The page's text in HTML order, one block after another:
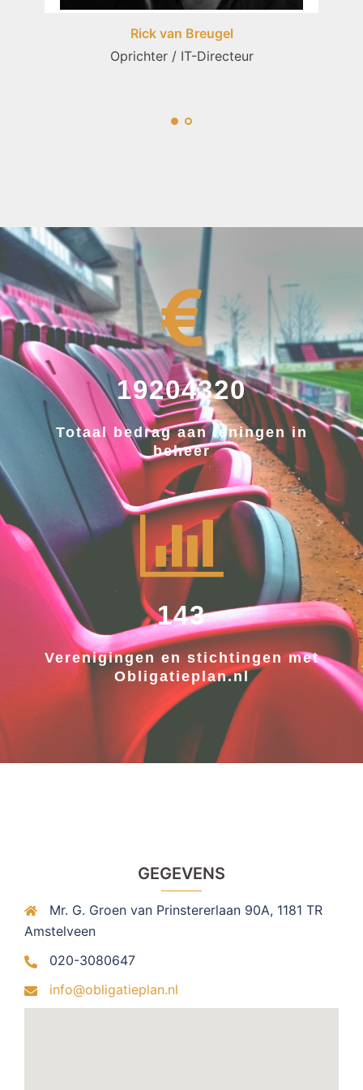
Rick van Breugel
Oprichter / IT-Directeur
19204320
Totaal bedrag aan leningen in
beheer
143
Verenigingen en stichtingen met
Obligatieplan.nl
GEGEVENS
Mr. G. Groen van Prinstererlaan 90A, 1181 TR
Amstelveen
020-3080647
info@obligatieplan.nl